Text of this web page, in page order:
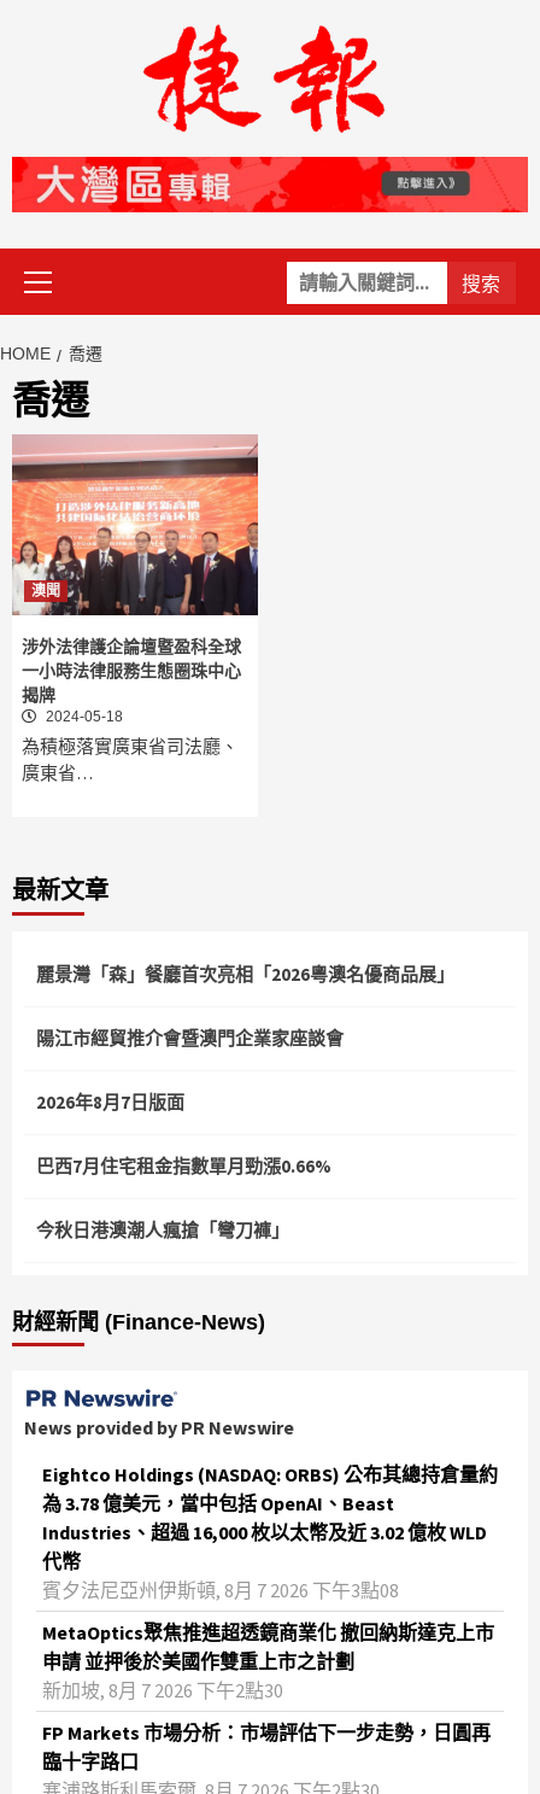
關
鍵
Primary
Menu
HOME 喬遷
喬遷
澳聞
涉外法律護企論壇暨盈科全球
一小時法律服務生態圈珠中心
揭牌
2024-05-18
為積極落實廣東省司法廳、
廣東省…
最新文章
麗景灣「森」餐廳首次亮相「2026粵澳名優商品展」
陽江市經貿推介會暨澳門企業家座談會
2026年8月7日版面
巴西7月住宅租金指數單月勁漲0.66%
今秋日港澳潮人瘋搶「彎刀褲」
財經新聞 (Finance-News)
News provided by PR Newswire
Eightco Holdings (NASDAQ: ORBS) 公布其總持倉量約
為 3.78 億美元，當中包括 OpenAI、Beast
Industries、超過 16,000 枚以太幣及近 3.02 億枚 WLD
代幣
賓夕法尼亞州伊斯頓, 8月 7 2026 下午3點08
MetaOptics聚焦推進超透鏡商業化 撤回納斯達克上市
申請 並押後於美國作雙重上市之計劃
新加坡, 8月 7 2026 下午2點30
FP Markets 市場分析：市場評估下一步走勢，日圓再
臨十字路口